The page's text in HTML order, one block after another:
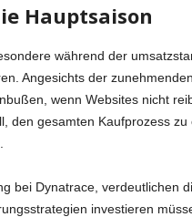
Hauptsaison
während der
Angesichts der
wenn Websites nicht
den gesamten Kaufprozess zu
bei Dynatrace, verdeutlichen
investieren